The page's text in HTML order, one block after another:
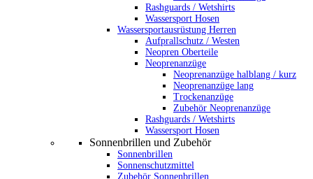
Rashguards / Wetshirts
Wassersport Hosen
Wassersportausrüstung Herren
Aufprallschutz / Westen
Neopren Oberteile
Neoprenanzüge
Neoprenanzüge halblang / kurz
Neoprenanzüge lang
Trockenanzüge
Zubehör Neoprenanzüge
Rashguards / Wetshirts
Wassersport Hosen
Sonnenbrillen und Zubehör
Sonnenbrillen
Sonnenschutzmittel
Zubehör Sonnenbrillen